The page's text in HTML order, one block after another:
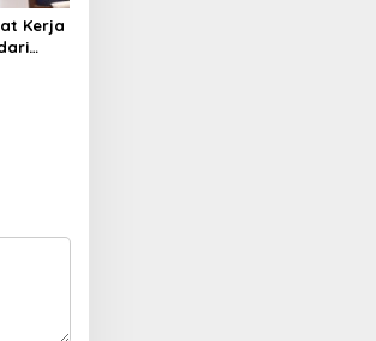
Kerja